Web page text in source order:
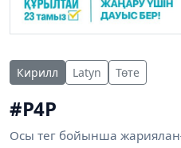
Кирилл Latyn Төте
#P4P
Осы тег бойынша